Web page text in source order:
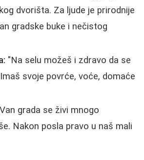
dvorišta. Za ljude je prirodnije
gradske buke i nečistog
"Na selu možeš i zdravo da se
svoje povrće, voće, domaće
grada se živi mnogo
Nakon posla pravo u naš mali